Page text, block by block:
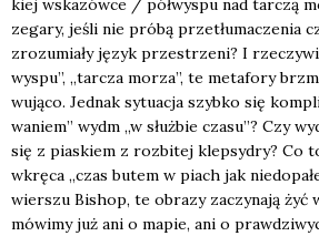
zega­ry, jeśli nie pró­bą prze­tłu­ma­cze­nia
zro­zu­mia­ły język prze­strze­ni? I
wy­spu”, „tar­cza morza”, te meta­fo­ry
wu­ją­co. Jed­nak sytu­acja szyb­ko się
wa­niem” wydm „w służ­bie cza­su”? Czy
się z pia­skiem z roz­bi­tej klep­sy­dry? Co
wkrę­ca „czas butem w piach jak
wier­szu Bishop, te obra­zy zaczy­na­ją żyć
mówi­my już ani o mapie, ani o